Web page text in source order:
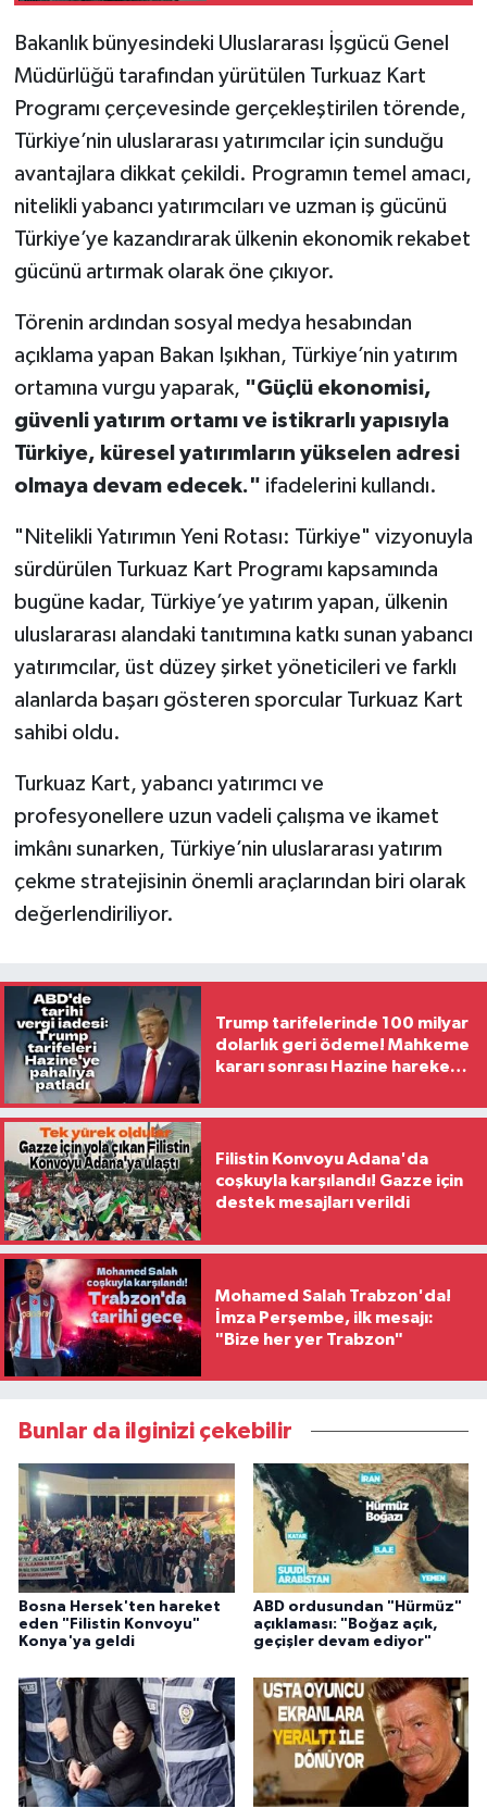
Bakanlık bünyesindeki Uluslararası İşgücü Genel
Müdürlüğü tarafından yürütülen Turkuaz Kart
Programı çerçevesinde gerçekleştirilen törende,
Türkiye’nin uluslararası yatırımcılar için sunduğu
avantajlara dikkat çekildi. Programın temel amacı,
nitelikli yabancı yatırımcıları ve uzman iş gücünü
Türkiye’ye kazandırarak ülkenin ekonomik rekabet
gücünü artırmak olarak öne çıkıyor.
Törenin ardından sosyal medya hesabından
açıklama yapan Bakan Işıkhan, Türkiye’nin yatırım
ortamına vurgu yaparak, "Güçlü ekonomisi,
güvenli yatırım ortamı ve istikrarlı yapısıyla
Türkiye, küresel yatırımların yükselen adresi
olmaya devam edecek." ifadelerini kullandı.
"Nitelikli Yatırımın Yeni Rotası: Türkiye" vizyonuyla
sürdürülen Turkuaz Kart Programı kapsamında
bugüne kadar, Türkiye’ye yatırım yapan, ülkenin
uluslararası alandaki tanıtımına katkı sunan yabancı
yatırımcılar, üst düzey şirket yöneticileri ve farklı
alanlarda başarı gösteren sporcular Turkuaz Kart
sahibi oldu.
Turkuaz Kart, yabancı yatırımcı ve
profesyonellere uzun vadeli çalışma ve ikamet
imkânı sunarken, Türkiye’nin uluslararası yatırım
çekme stratejisinin önemli araçlarından biri olarak
değerlendiriliyor.
Trump tarifelerinde 100 milyar
dolarlık geri ödeme! Mahkeme
kararı sonrası Hazine harekete
Filistin Konvoyu Adana'da
coşkuyla karşılandı! Gazze için
destek mesajları verildi
Mohamed Salah Trabzon'da!
İmza Perşembe, ilk mesajı:
"Bize her yer Trabzon"
Bunlar da ilginizi çekebilir
Bosna Hersek'ten hareket
eden "Filistin Konvoyu"
Konya'ya geldi
ABD ordusundan "Hürmüz"
açıklaması: "Boğaz açık,
geçişler devam ediyor"